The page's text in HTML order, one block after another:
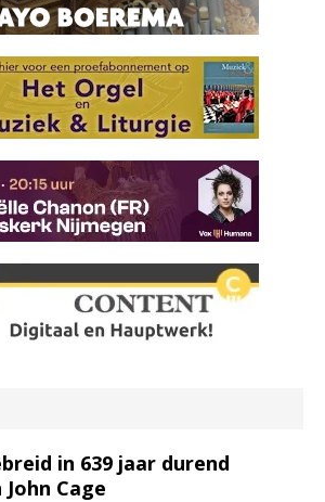
in 639 jaar durend
Cage